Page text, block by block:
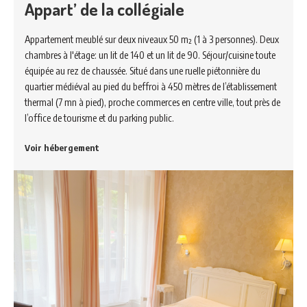
Appart’ de la collégiale
Appartement meublé sur deux niveaux 50 m² (1 à 3 personnes). Deux
chambres à l'étage: un lit de 140 et un lit de 90. Séjour/cuisine toute
équipée au rez de chaussée. Situé dans une ruelle piétonnière du
quartier médiéval au pied du beffroi à 450 mètres de l’établissement
thermal (7 mn à pied), proche commerces en centre ville, tout près de
l’office de tourisme et du parking public.
Voir hébergement